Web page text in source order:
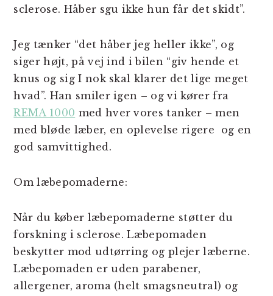
sclerose. Håber sgu ikke hun får det skidt”.
Jeg tænker “det håber jeg heller ikke”, og
siger højt, på vej ind i bilen “giv hende et
knus og sig I nok skal klarer det lige meget
hvad”. Han smiler igen – og vi kører fra
REMA 1000 med hver vores tanker – men
med bløde læber, en oplevelse rigere og en
god samvittighed.
Om læbepomaderne:
Når du køber læbepomaderne støtter du
forskning i sclerose. Læbepomaden
beskytter mod udtørring og plejer læberne.
Læbepomaden er uden parabener,
allergener, aroma (helt smagsneutral) og